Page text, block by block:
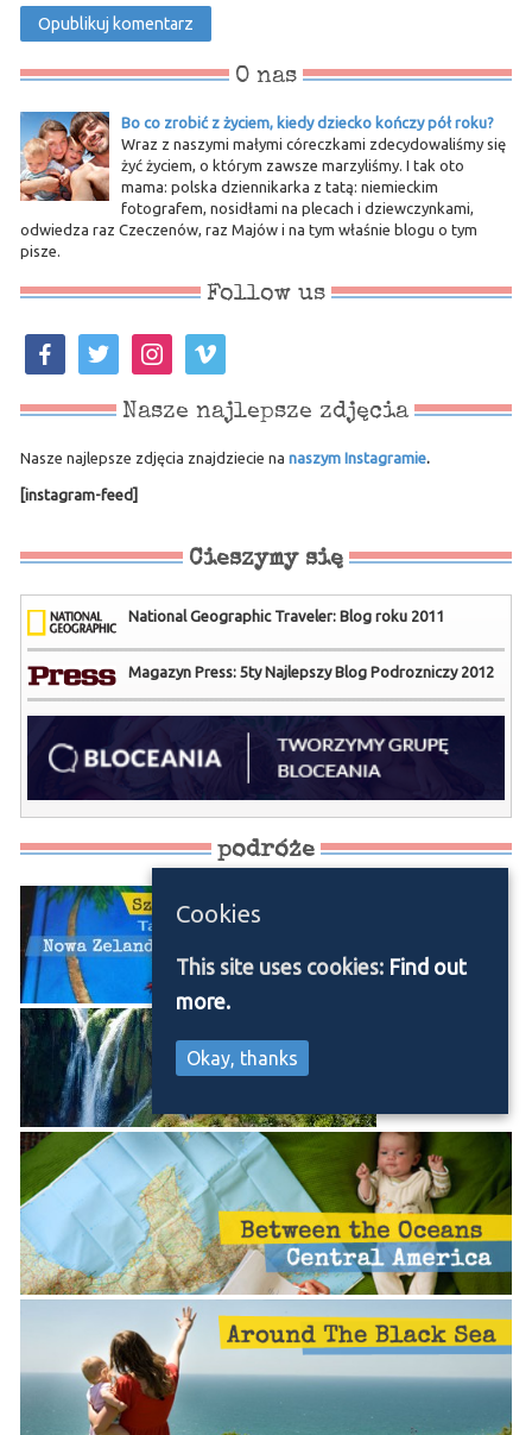
O nas
Bo co zrobić z życiem, kiedy dziecko kończy pół roku?
Wraz z naszymi małymi córeczkami zdecydowaliśmy się
żyć życiem, o którym zawsze marzyliśmy. I tak oto
mama: polska dziennikarka z tatą: niemieckim
fotografem, nosidłami na plecach i dziewczynkami,
odwiedza raz Czeczenów, raz Majów i na tym właśnie blogu o tym
pisze.
Follow us
facebooktwitter instagramvimeo
Nasze najlepsze zdjęcia
Nasze najlepsze zdjęcia znajdziecie na naszym Instagramie.
[instagram-feed]
Cieszymy się
National Geographic Traveler: Blog roku 2011
Magazyn Press: 5ty Najlepszy Blog Podrozniczy 2012
podróże
Cookies
This site uses cookies: Find out
more.
Okay, thanks